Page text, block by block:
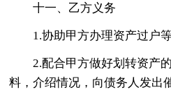
十一、乙方义务
1.协助甲方办理资产过户
2.配合甲方做好划转资产
料，介绍情况，向债务人发出